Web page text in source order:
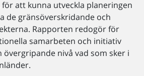
att kunna utveckla planeringen
de gränsöverskridande och
Rapporten redogör för
samarbeten och initiativ
övergripande nivå vad som sker i